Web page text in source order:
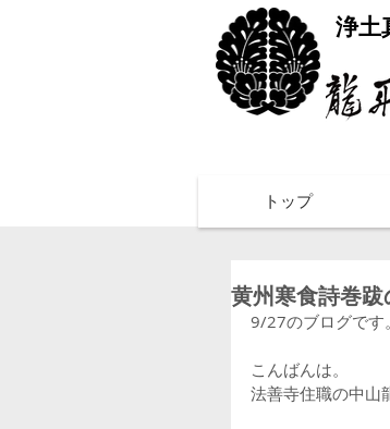
浄土
トップ
黄州寒食詩巻跋
9/27のブログです。
こんばんは。
法善寺住職の中山